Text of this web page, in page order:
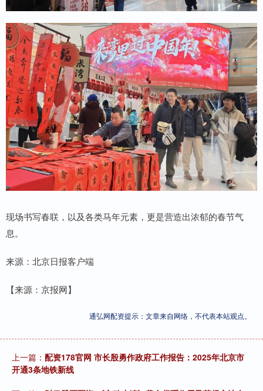
现场书写春联，以及各类马年元素，更是营造出浓郁的春节气
息。
来源：北京日报客户端
【来源：京报网】
通弘网配资提示：文章来自网络，不代表本站观点。
上一篇： 配资178官网 市长殷勇作政府工作报告：2025年北京市
开通3条地铁新线